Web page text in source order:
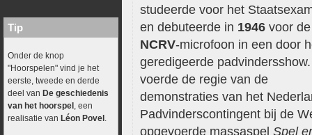
studeerde voor het
en debuteerde in 1946 voor de
NCRV-microfoon in een door
geredigeerde
voerde de regie van de
demonstraties van het
Padvinderscontingent bij de
opgevoerde massaspel Spel
Tip
Onder de knop
"Hoorspelen" vind je het
eerste, tweede en derde
deel van De geschiedenis
van het hoorspel , een
realisatie van Léon Povel .